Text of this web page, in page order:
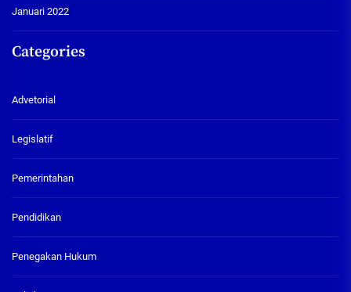
Januari 2022
Categories
Advetorial
Legislatif
Pemerintahan
Pendidikan
Penegakan Hukum